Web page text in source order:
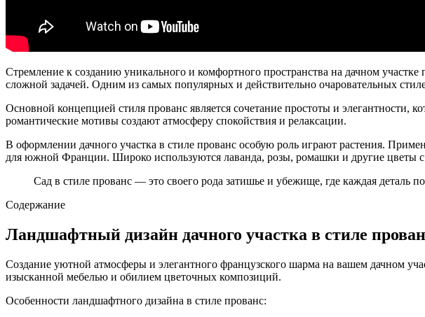
Стремление к созданию уникального и комфортного пространства на дачном
сложной задачей. Одним из самых популярных и действительно очаровательных
Основной концепцией стиля прованс является сочетание простоты и элегантности,
романтические мотивы создают атмосферу спокойствия и релаксации.
В оформлении дачного участка в стиле прованс особую роль играют растения.
для южной Франции. Широко используются лаванда, розы, ромашки и другие цветы
Сад в стиле прованс — это своего рода затишье и убежище, где каждая деталь
Содержание
Ландшафтный дизайн дачного участка в стиле
Создание уютной атмосферы и элегантного французского шарма на вашем дачном
изысканной мебелью и обилием цветочных композиций.
Особенности ландшафтного дизайна в стиле прованс: